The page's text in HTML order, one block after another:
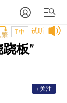
试听
T中
板”
+关注